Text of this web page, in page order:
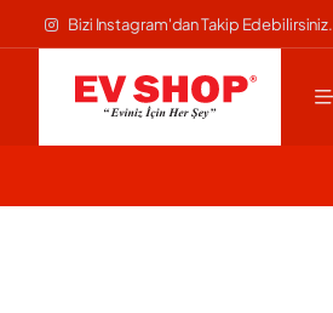
Bizi Instagram'dan Takip Edebilirsiniz.